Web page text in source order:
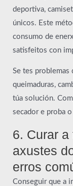
deportiva,
únicos. Este
consumo de
satisfeitos con
Se tes problemas
queimaduras,
túa solución.
secador e proba
6. Curar
axustes
erros
Conseguir que a